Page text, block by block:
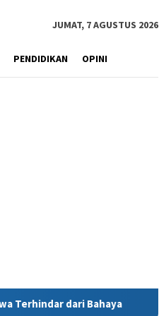
JUMAT, 7 AGUSTUS 2026
PENDIDIKAN OPINI
MIND ID Tegaskan